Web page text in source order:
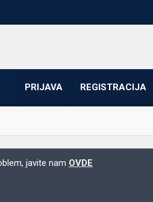
PRIJAVA REGISTRACIJA
javite nam OVDE